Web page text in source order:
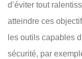
d’éviter tout
atteindre ces
les outils capables
sécurité, par